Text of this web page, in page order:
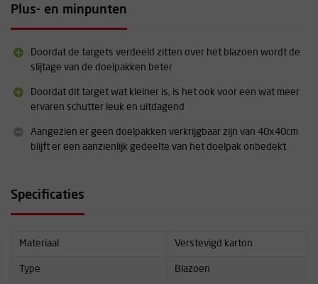
Plus- en minpunten
Doordat de targets verdeeld zitten over het blazoen wordt de
slijtage van de doelpakken beter
Doordat dit target wat kleiner is, is het ook voor een wat meer
ervaren schutter leuk en uitdagend
Aangezien er geen doelpakken verkrijgbaar zijn van 40x40cm
blijft er een aanzienlijk gedeelte van het doelpak onbedekt
Specificaties
Materiaal Verstevigd karton
Type Blazoen